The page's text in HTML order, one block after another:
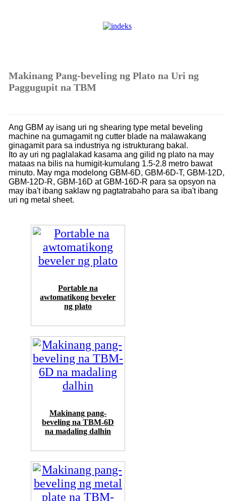
Makinang Pang-beveling ng Plato na Uri ng
Paggugupit na TBM
Ang GBM ay isang uri ng shearing type metal beveling
machine na gumagamit ng cutter blade na malawakang
ginagamit para sa industriya ng istrukturang bakal.
Ito ay uri ng paglalakad kasama ang gilid ng plato na may
mataas na bilis na humigit-kumulang 1.5-2.8 metro bawat
minuto. May mga modelong GBM-6D, GBM-6D-T, GBM-12D,
GBM-12D-R, GBM-16D at GBM-16D-R para sa opsyon na
may iba't ibang saklaw ng pagtatrabaho para sa iba't ibang
uri ng metal sheet.
Portable na
awtomatikong beveler
ng plato
Makinang pang-
beveling na TBM-6D
na madaling dalhin